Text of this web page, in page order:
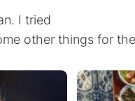
I tried
other things for